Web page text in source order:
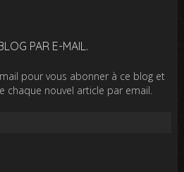
PAR E-MAIL.
pour vous abonner à ce blog et
chaque nouvel article par email.